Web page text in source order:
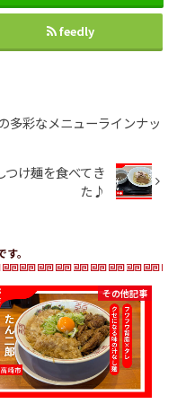
feedly
多彩なメニューラインナッ
つけ麺を食べてき
た♪
。
その他記事